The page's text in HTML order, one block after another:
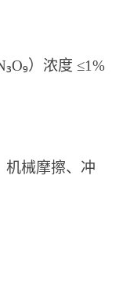
₃O₉）浓度 ≤1%
机械摩擦、冲